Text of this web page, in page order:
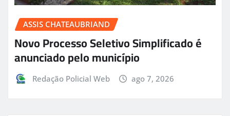
ASSIS CHATEAUBRIAND
Novo Processo Seletivo Simplificado é
anunciado pelo município
Redação Policial Web ago 7, 2026